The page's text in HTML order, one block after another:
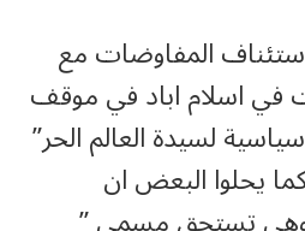
المفاوضات مع
في اسلام اباد في موقف
لسيدة العالم الحر”
يحلوا البعض ان